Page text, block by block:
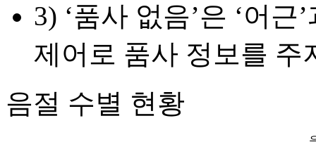
3) ‘품사 없음’은 ‘어
제어로 품사 정보를 주
음절 수별 현황